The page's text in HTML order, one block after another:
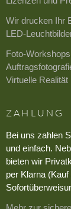
Wir drucken Ihr
LED-
Foto-
Virtuelle Realität
ZAHLUNG
Bei uns zahlen
und einfach.
bieten wir
per Klarna